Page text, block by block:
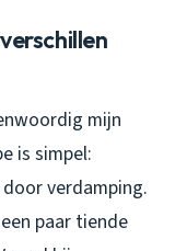
mijn
is simpel:
verdamping.
paar tiende